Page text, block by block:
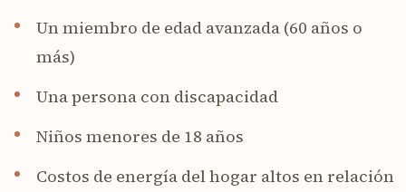
Un miembro de edad avanzada (60 años o
más)
Una persona con discapacidad
Niños menores de 18 años
Costos de energía del hogar altos en relación